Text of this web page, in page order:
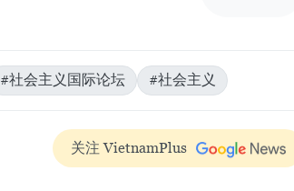
#社会主义国际论坛 #社会主义
关注 VietnamPlus